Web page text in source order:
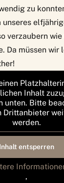
zu
verzaubern
Da müssen wir
Inhalt
unten. Bitte
Drittanbieter
werden.
Inhalt entsperren
‚